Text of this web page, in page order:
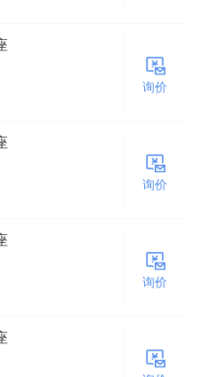
询价
询价
询价